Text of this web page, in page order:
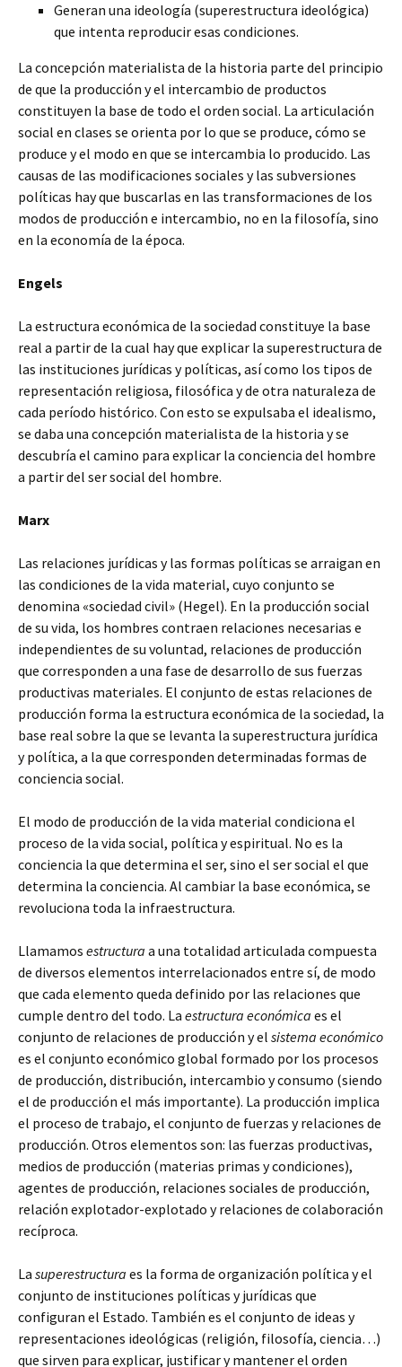
Generan una ideología (superestructura ideológica)
que intenta reproducir esas condiciones.
La concepción materialista de la historia parte del principio
de que la producción y el intercambio de productos
constituyen la base de todo el orden social. La articulación
social en clases se orienta por lo que se produce, cómo se
produce y el modo en que se intercambia lo producido. Las
causas de las modificaciones sociales y las subversiones
políticas hay que buscarlas en las transformaciones de los
modos de producción e intercambio, no en la filosofía, sino
en la economía de la época.
Engels
La estructura económica de la sociedad constituye la base
real a partir de la cual hay que explicar la superestructura de
las instituciones jurídicas y políticas, así como los tipos de
representación religiosa, filosófica y de otra naturaleza de
cada período histórico. Con esto se expulsaba el idealismo,
se daba una concepción materialista de la historia y se
descubría el camino para explicar la conciencia del hombre
a partir del ser social del hombre.
Marx
Las relaciones jurídicas y las formas políticas se arraigan en
las condiciones de la vida material, cuyo conjunto se
denomina «sociedad civil» (Hegel). En la producción social
de su vida, los hombres contraen relaciones necesarias e
independientes de su voluntad, relaciones de producción
que corresponden a una fase de desarrollo de sus fuerzas
productivas materiales. El conjunto de estas relaciones de
producción forma la estructura económica de la sociedad, la
base real sobre la que se levanta la superestructura jurídica
y política, a la que corresponden determinadas formas de
conciencia social.
El modo de producción de la vida material condiciona el
proceso de la vida social, política y espiritual. No es la
conciencia la que determina el ser, sino el ser social el que
determina la conciencia. Al cambiar la base económica, se
revoluciona toda la infraestructura.
Llamamos estructura a una totalidad articulada compuesta
de diversos elementos interrelacionados entre sí, de modo
que cada elemento queda definido por las relaciones que
cumple dentro del todo. La estructura económica es el
conjunto de relaciones de producción y el sistema económico
es el conjunto económico global formado por los procesos
de producción, distribución, intercambio y consumo (siendo
el de producción el más importante). La producción implica
el proceso de trabajo, el conjunto de fuerzas y relaciones de
producción. Otros elementos son: las fuerzas productivas,
medios de producción (materias primas y condiciones),
agentes de producción, relaciones sociales de producción,
relación explotador-explotado y relaciones de colaboración
recíproca.
La superestructura es la forma de organización política y el
conjunto de instituciones políticas y jurídicas que
configuran el Estado. También es el conjunto de ideas y
representaciones ideológicas (religión, filosofía, ciencia…)
que sirven para explicar, justificar y mantener el orden